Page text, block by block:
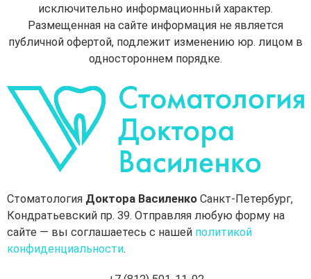
исключительно информационный характер.
Размещенная на сайте информация не является
публичной офертой, подлежит изменению юр. лицом в
одностороннем порядке.
Стоматология Доктора Василенко Санкт-Петербург,
Кондратьевский пр. 39. Отправляя любую форму на
сайте — вы соглашаетесь с нашей политикой
конфиденциальности.